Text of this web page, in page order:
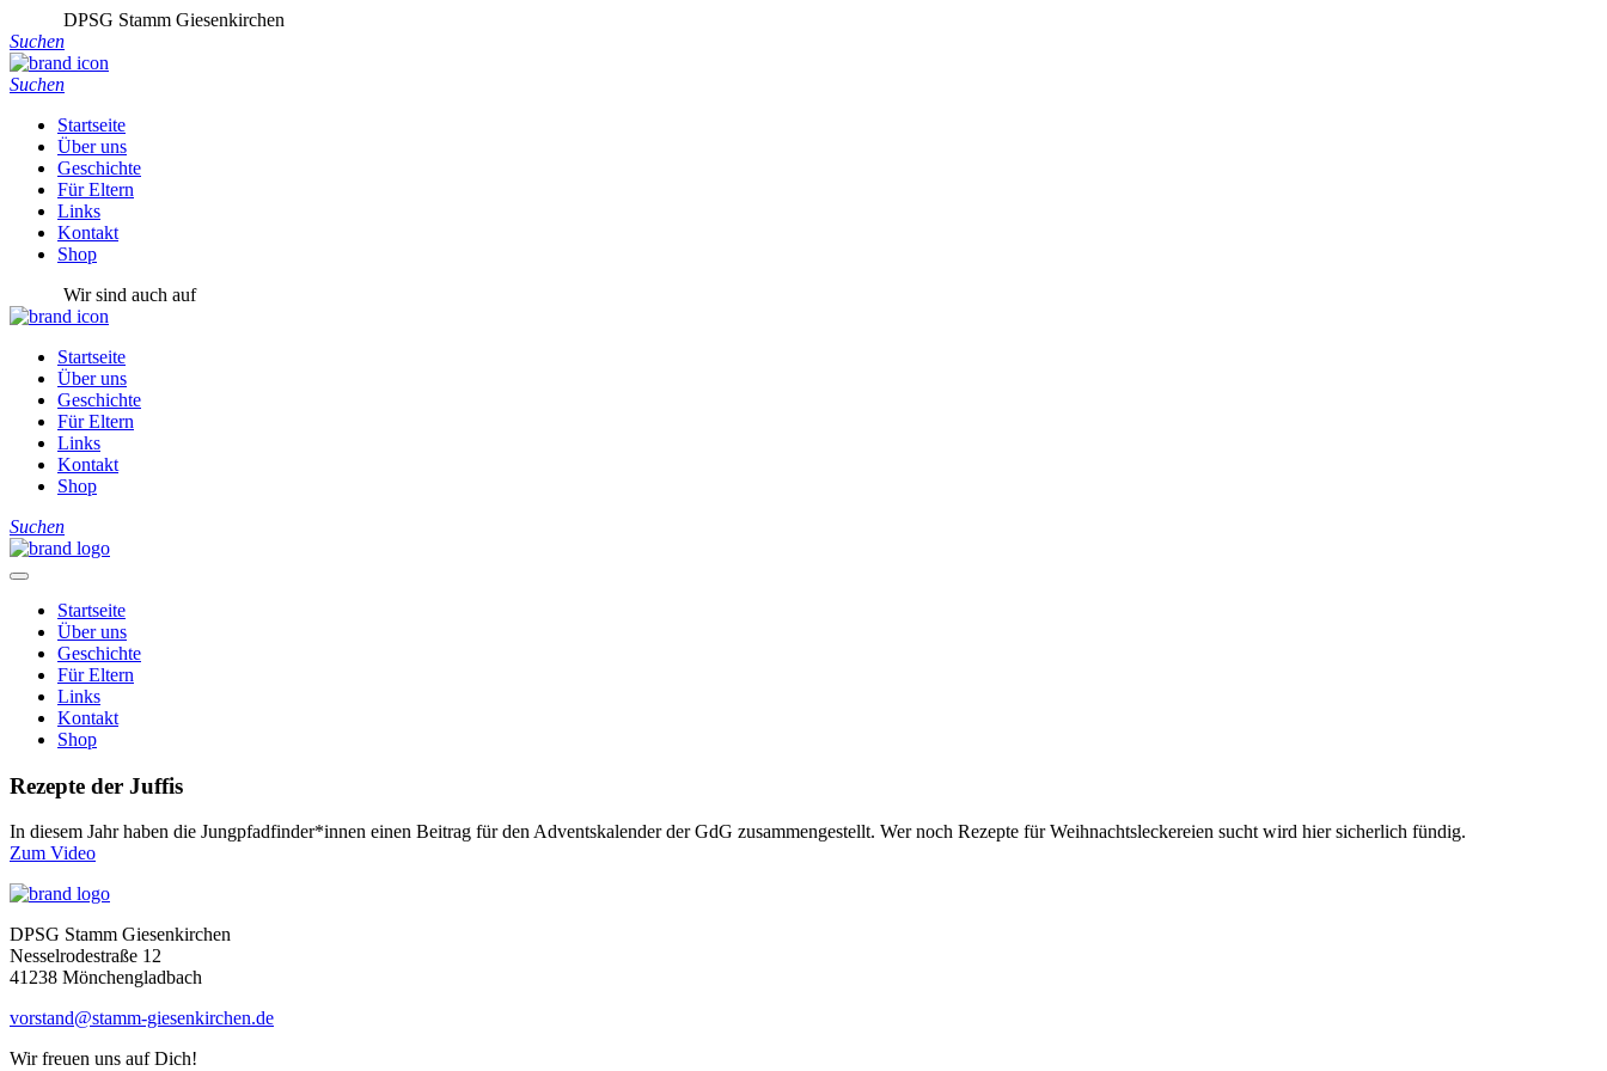
DPSG Stamm Giesenkirchen
Suchen
Suchen
Startseite
Über uns
Geschichte
Für Eltern
Links
Kontakt
Shop
Wir sind auch auf
Startseite
Über uns
Geschichte
Für Eltern
Links
Kontakt
Shop
Suchen
Startseite
Über uns
Geschichte
Für Eltern
Links
Kontakt
Shop
Rezepte der Juffis
In diesem Jahr haben die Jungpfadfinder*innen einen Beitrag für den Adventskalender der GdG zusammengestellt. Wer noch Rezepte für Weihnachtsleckereien sucht wird hier sicherlich fündig.
Zum Video
DPSG Stamm Giesenkirchen
Nesselrodestraße 12
41238 Mönchengladbach
vorstand@stamm-giesenkirchen.de
Wir freuen uns auf Dich!